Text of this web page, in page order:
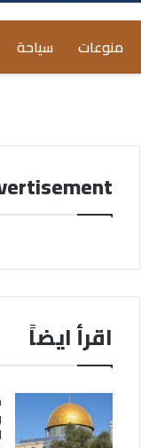
منوعات سياحة
اقرأ ايضاً